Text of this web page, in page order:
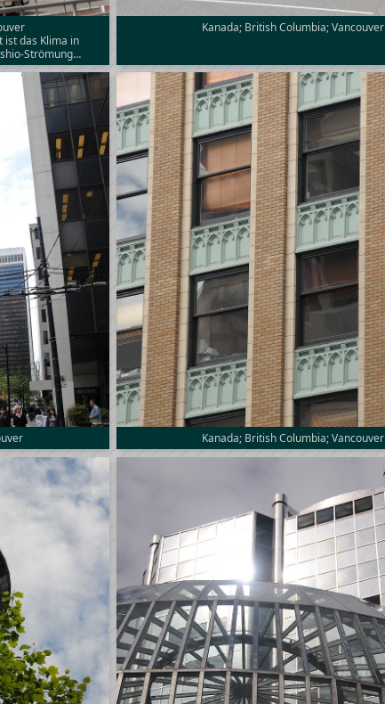
ist das Klima in
Strömung…
Kanada; British Columbia; Vancouver
Kanada; British Columbia; Vancouver